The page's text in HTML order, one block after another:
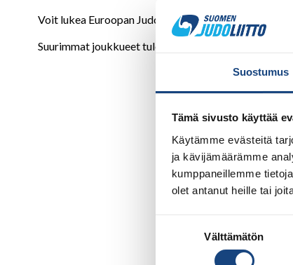
Suostumus
Tämä sivusto käyttää
Käytämme evästeitä
ja kävijämäärämme
kumppaneillemme
olet antanut heille tai
Välttämätön
Voit lukea Euroopan Judounionin artikkelin
Suurimmat joukkueet tulevat Iso-Britanniasta,